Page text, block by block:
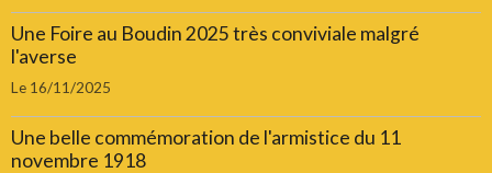
Une Foire au Boudin 2025 très conviviale malgré
l'averse
Le 16/11/2025
Une belle commémoration de l'armistice du 11
novembre 1918